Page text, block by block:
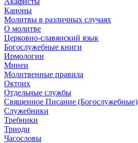
Каноны
Молитвы в различных случаях
О молитве
Церковно-славянский язык
Богослужебные книги
Ирмологии
Минеи
Молитвенные правила
Октоих
Отдельные службы
Священное Писание (Богослужебные)
Служебники
Требники
Триоди
Часословы